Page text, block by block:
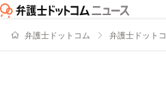
弁護士ドットコム 弁護士ドット